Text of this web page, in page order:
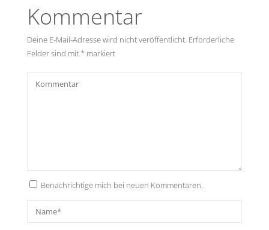
Kommentar
Deine E-Mail-Adresse wird nicht veröffentlicht. Erforderliche
Felder sind mit * markiert
Benachrichtige mich bei neuen Kommentaren.